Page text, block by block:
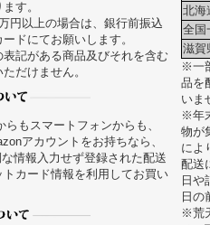
す。
円以上の場合は、銀行前振込
ドにてお願いします。
記がある商品及びそれを含む
だけません。
らもスマートフォンからも、
アカウントをお持ちなら、
情報入力せず登録された配送
カード情報を利用してお買い
北海
全国
滋賀
※一
品を
いま
※年
物が
によ
配送
日や
日の
※荒